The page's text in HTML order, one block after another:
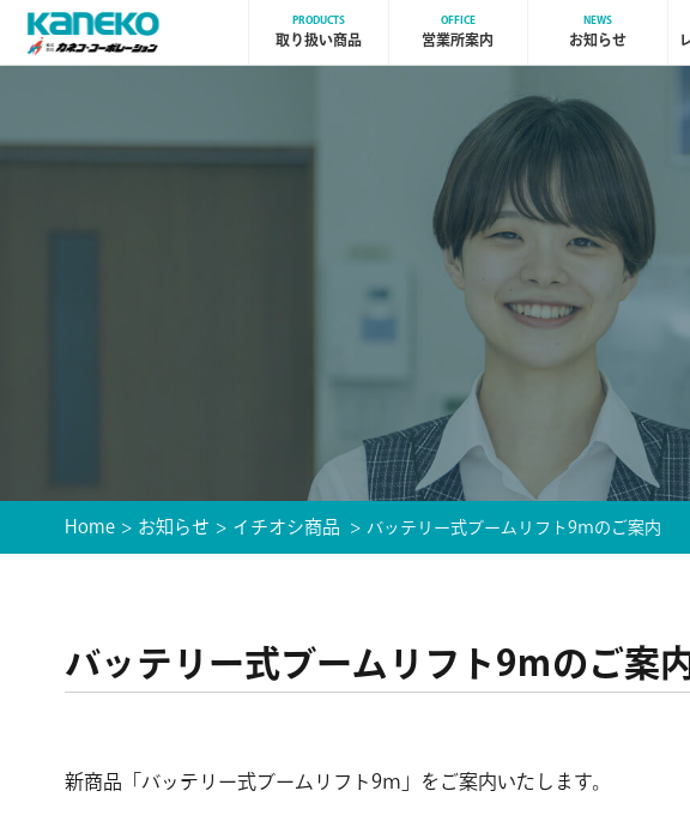
PRODUCTS
取り扱い商品
OFFICE
営業所案内
NEWS
お知らせ
Home お知らせ イチオシ商品 バッテリー式ブームリフト9ｍのご案内
バッテリー式ブームリフト9ｍのご案
新商品「バッテリー式ブームリフト9ｍ」をご案内いたします。